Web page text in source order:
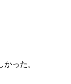
った。